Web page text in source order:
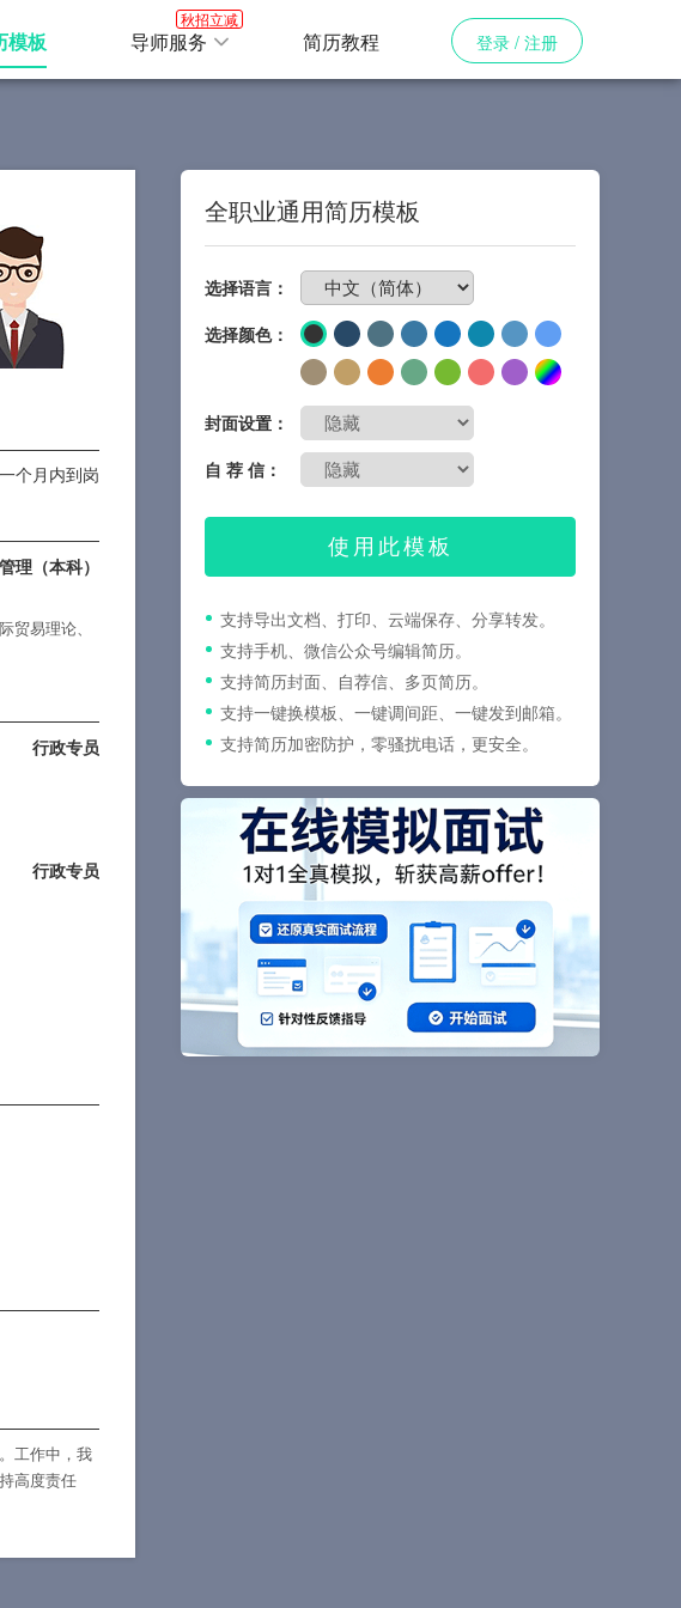
模板 导师服务
秋招立减
简历教程 登录 / 注册
全职业通用简历模板
选择语言：
选择颜色：
封面设置：
自 荐 信：
使用此模板
支持导出文档、打印、云端保存、分享转发。
支持手机、微信公众号编辑简历。
支持简历封面、自荐信、多页简历。
支持一键换模板、一键调间距、一键发到邮箱。
支持简历加密防护，零骚扰电话，更安全。
一个月内到岗
理（本科）
贸易理论、
行政专员
行政专员
工作中，我
高度责任